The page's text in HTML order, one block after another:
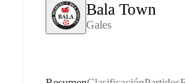
Bala Town
Gales